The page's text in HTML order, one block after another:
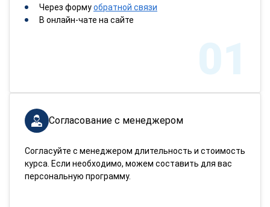
Через формуобратной связи
В онлайн-чате на сайте
01
Согласование с менеджером
Согласуйте с менеджером длительность и стоимость
курса. Если необходимо, можем составить для вас
персональную программу.